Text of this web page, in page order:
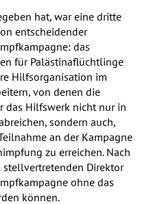
hat, war eine dritte
entscheidender
das
für Palästinaflüchtlinge
Hilfsorganisation im
von denen die
das Hilfswerk nicht nur in
sondern auch,
an der Kampagne
zu erreichen. Nach
stellvertretenden Direktor
ohne das
können.